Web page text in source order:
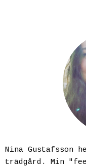
Nina Gustafsson
trädgård. Min